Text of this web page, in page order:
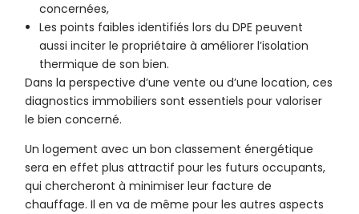
concernées,
Les points faibles identifiés lors du DPE peuvent
aussi inciter le propriétaire à améliorer l’isolation
thermique de son bien.
Dans la perspective d’une vente ou d’une location, ces
diagnostics immobiliers sont essentiels pour valoriser
le bien concerné.
Un logement avec un bon classement énergétique
sera en effet plus attractif pour les futurs occupants,
qui chercheront à minimiser leur facture de
chauffage. Il en va de même pour les autres aspects